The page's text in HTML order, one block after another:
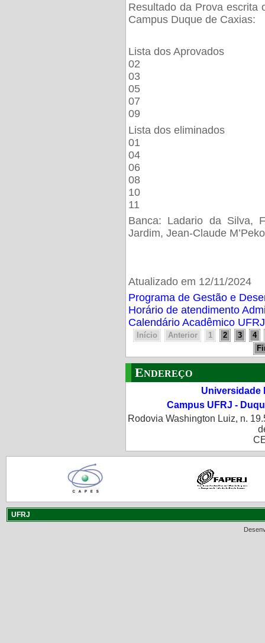
Resultado da Prova escrita
Campus Duque de Caxias:
Lista dos Aprovados
02
03
05
07
09
Lista dos eliminados
01
04
06
08
10
11
Banca: Ladario da Silva,
Jardim, Jean-Claude M’Peko
Atualizado em 12/11/2024
Programa de Gestão e
Horário de atendimento
Calendário Acadêmico
Início Anterior 1 2 3
4
Endereço
Universidade
Campus UFRJ -
Rodovia Washington Luiz, n.
UFRJ